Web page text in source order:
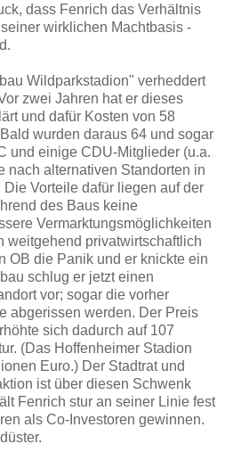
dass Fenrich das Verhältnis
wirklichen Machtbasis -
Wildparkstadion" verheddert
zwei Jahren hat er dieses
und dafür Kosten von 58
wurden daraus 64 und sogar
und einige CDU-Mitglieder (u.a.
nach alternativen Standorten in
Vorteile dafür liegen auf der
des Baus keine
Vermarktungsmöglichkeiten
weitgehend privatwirtschaftlich
OB die Panik und er knickte ein
schlug er jetzt einen
vor; sogar die vorher
abgerissen werden. Der Preis
sich dadurch auf 107
(Das Hoffenheimer Stadion
Euro.) Der Stadtrat und
ist über diesen Schwenk
Fenrich stur an seiner Linie fest
als Co-Investoren gewinnen.